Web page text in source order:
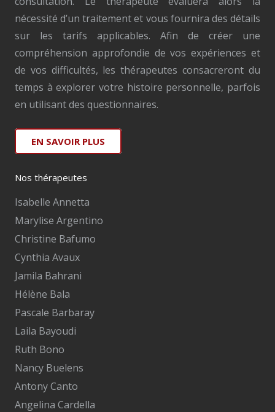
nécessité d’un traitement et vous fournira des détails
sur les tarifs applicables. Afin de créer une
compréhension approfondie de vos expériences et
de vos difficultés, les thérapeutes consacreront du
temps à explorer votre histoire personnelle, parfois
en utilisant des questionnaires.
EN SAVOIR PLUS
Nos thérapeutes
Isabelle Annetta
Marylise Argentino
Christine Bafumo
Cynthia Avaux
Jamila Bahrani
Hélène Bala
Pascale Barbaray
Laila Bayoudi
Ruth Bono
Nancy Buelens
Antony Canto
Angelina Cardella